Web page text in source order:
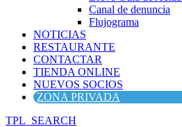
Canal de denuncia
Flujograma
NOTICIAS
RESTAURANTE
CONTACTAR
TIENDA ONLINE
NUEVOS SOCIOS
ZONA PRIVADA
TPL_SEARCH